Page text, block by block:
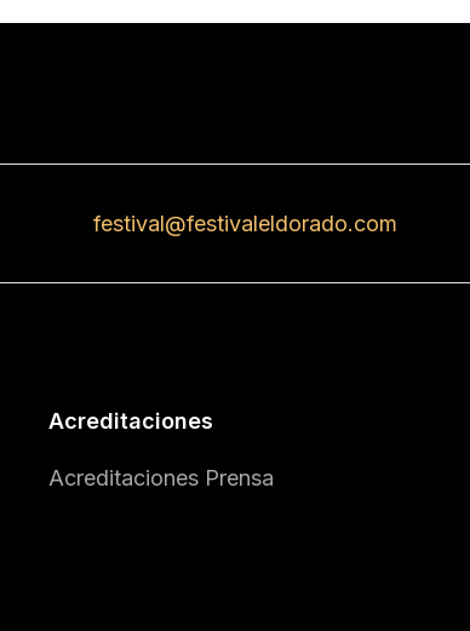
festival@festivaleldorado.com
Acreditaciones
Acreditaciones Prensa